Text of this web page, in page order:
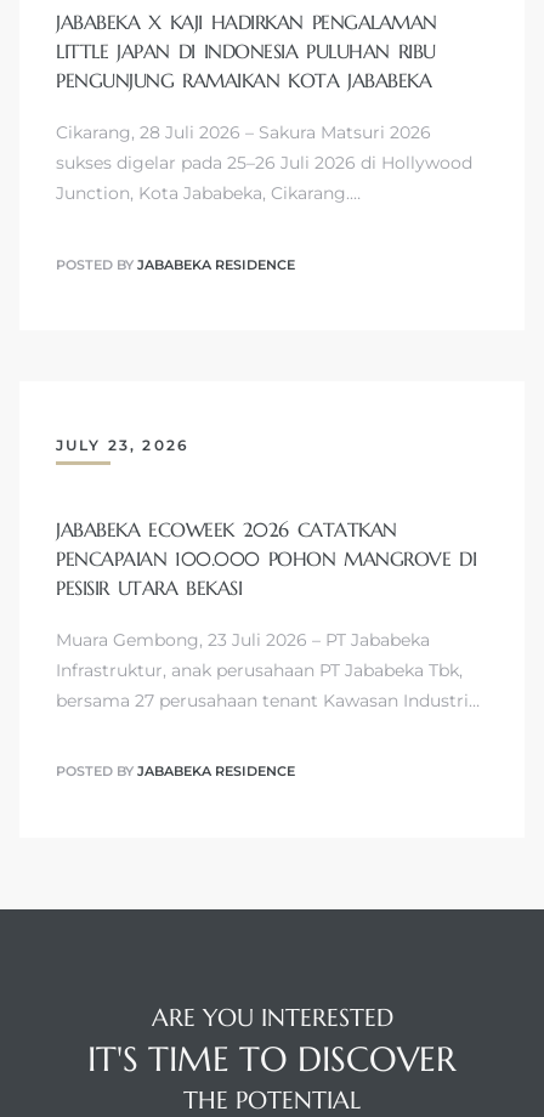
JABABEKA X KAJI HADIRKAN PENGALAMAN
LITTLE JAPAN DI INDONESIA PULUHAN RIBU
PENGUNJUNG RAMAIKAN KOTA JABABEKA
Cikarang, 28 Juli 2026 – Sakura Matsuri 2026
sukses digelar pada 25–26 Juli 2026 di Hollywood
Junction, Kota Jababeka, Cikarang.…
POSTED BY JABABEKA RESIDENCE
JULY 23, 2026
JABABEKA ECOWEEK 2026 CATATKAN
PENCAPAIAN 100.000 POHON MANGROVE DI
PESISIR UTARA BEKASI
Muara Gembong, 23 Juli 2026 – PT Jababeka
Infrastruktur, anak perusahaan PT Jababeka Tbk,
bersama 27 perusahaan tenant Kawasan Industri…
POSTED BY JABABEKA RESIDENCE
ARE YOU INTERESTED
IT'S TIME TO DISCOVER
THE POTENTIAL